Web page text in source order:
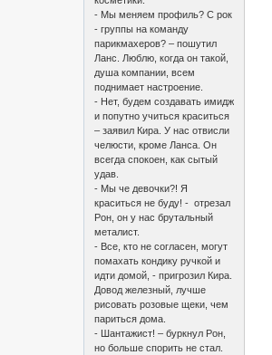
- Мы меняем профиль? С рок
- группы на команду
парикмахеров? – пошутил
Ланс. Люблю, когда он такой,
душа компании, всем
поднимает настроение.
- Нет, будем создавать имидж
и попутно учиться краситься
– заявил Кира. У нас отвисли
челюсти, кроме Ланса. Он
всегда спокоен, как сытый
удав.
- Мы че девочки?! Я
краситься не буду! - отрезал
Рон, он у нас брутальный
металист.
- Все, кто не согласен, могут
помахать кондику ручкой и
идти домой, - пригрозил Кира.
Довод железный, лучше
рисовать розовые щеки, чем
париться дома.
- Шантажист! – буркнул Рон,
но больше спорить не стал.